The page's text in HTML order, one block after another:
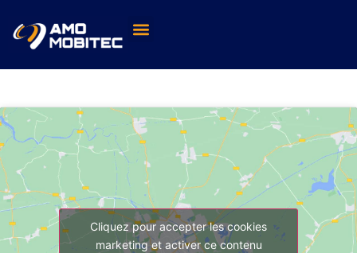
Cliquez pour accepter les cookies
marketing et activer ce contenu